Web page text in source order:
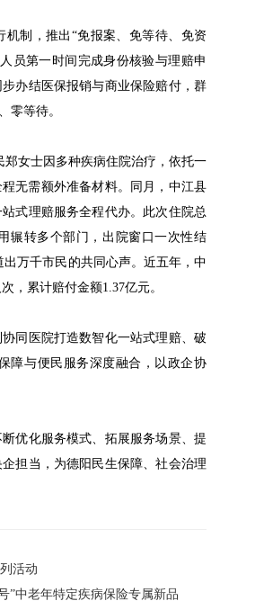
制，推出“免报案、免等待、免资
员第一时间完成身份核验与理赔申
办结医保报销与商业保险赔付，群
零等待。
女士因多种疾病住院治疗，依托一
无需额外准备材料。同月，中江县
式理赔服务全程代办。此次住院总
辗转多个部门，出院窗口一次性结
万千市民的共同心声。近五年，中
，累计赔付金额1.37亿元。
同医院打造数智化一站式理赔、破
障与便民服务深度融合，以政企协
优化服务模式、拓展服务场景、提
担当，为德阳民生保障、社会治理
活动
”中老年特定疾病保险专属新品